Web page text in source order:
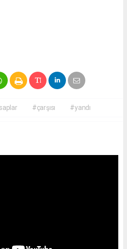
#çarşısı #yandı